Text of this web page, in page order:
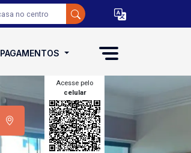
PAGAMENTOS
Acesse pelo
celular